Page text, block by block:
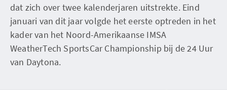
dat zich over twee kalenderjaren uitstrekte. Eind
januari van dit jaar volgde het eerste optreden in het
kader van het Noord-Amerikaanse IMSA
WeatherTech SportsCar Championship bij de 24 Uur
van Daytona.